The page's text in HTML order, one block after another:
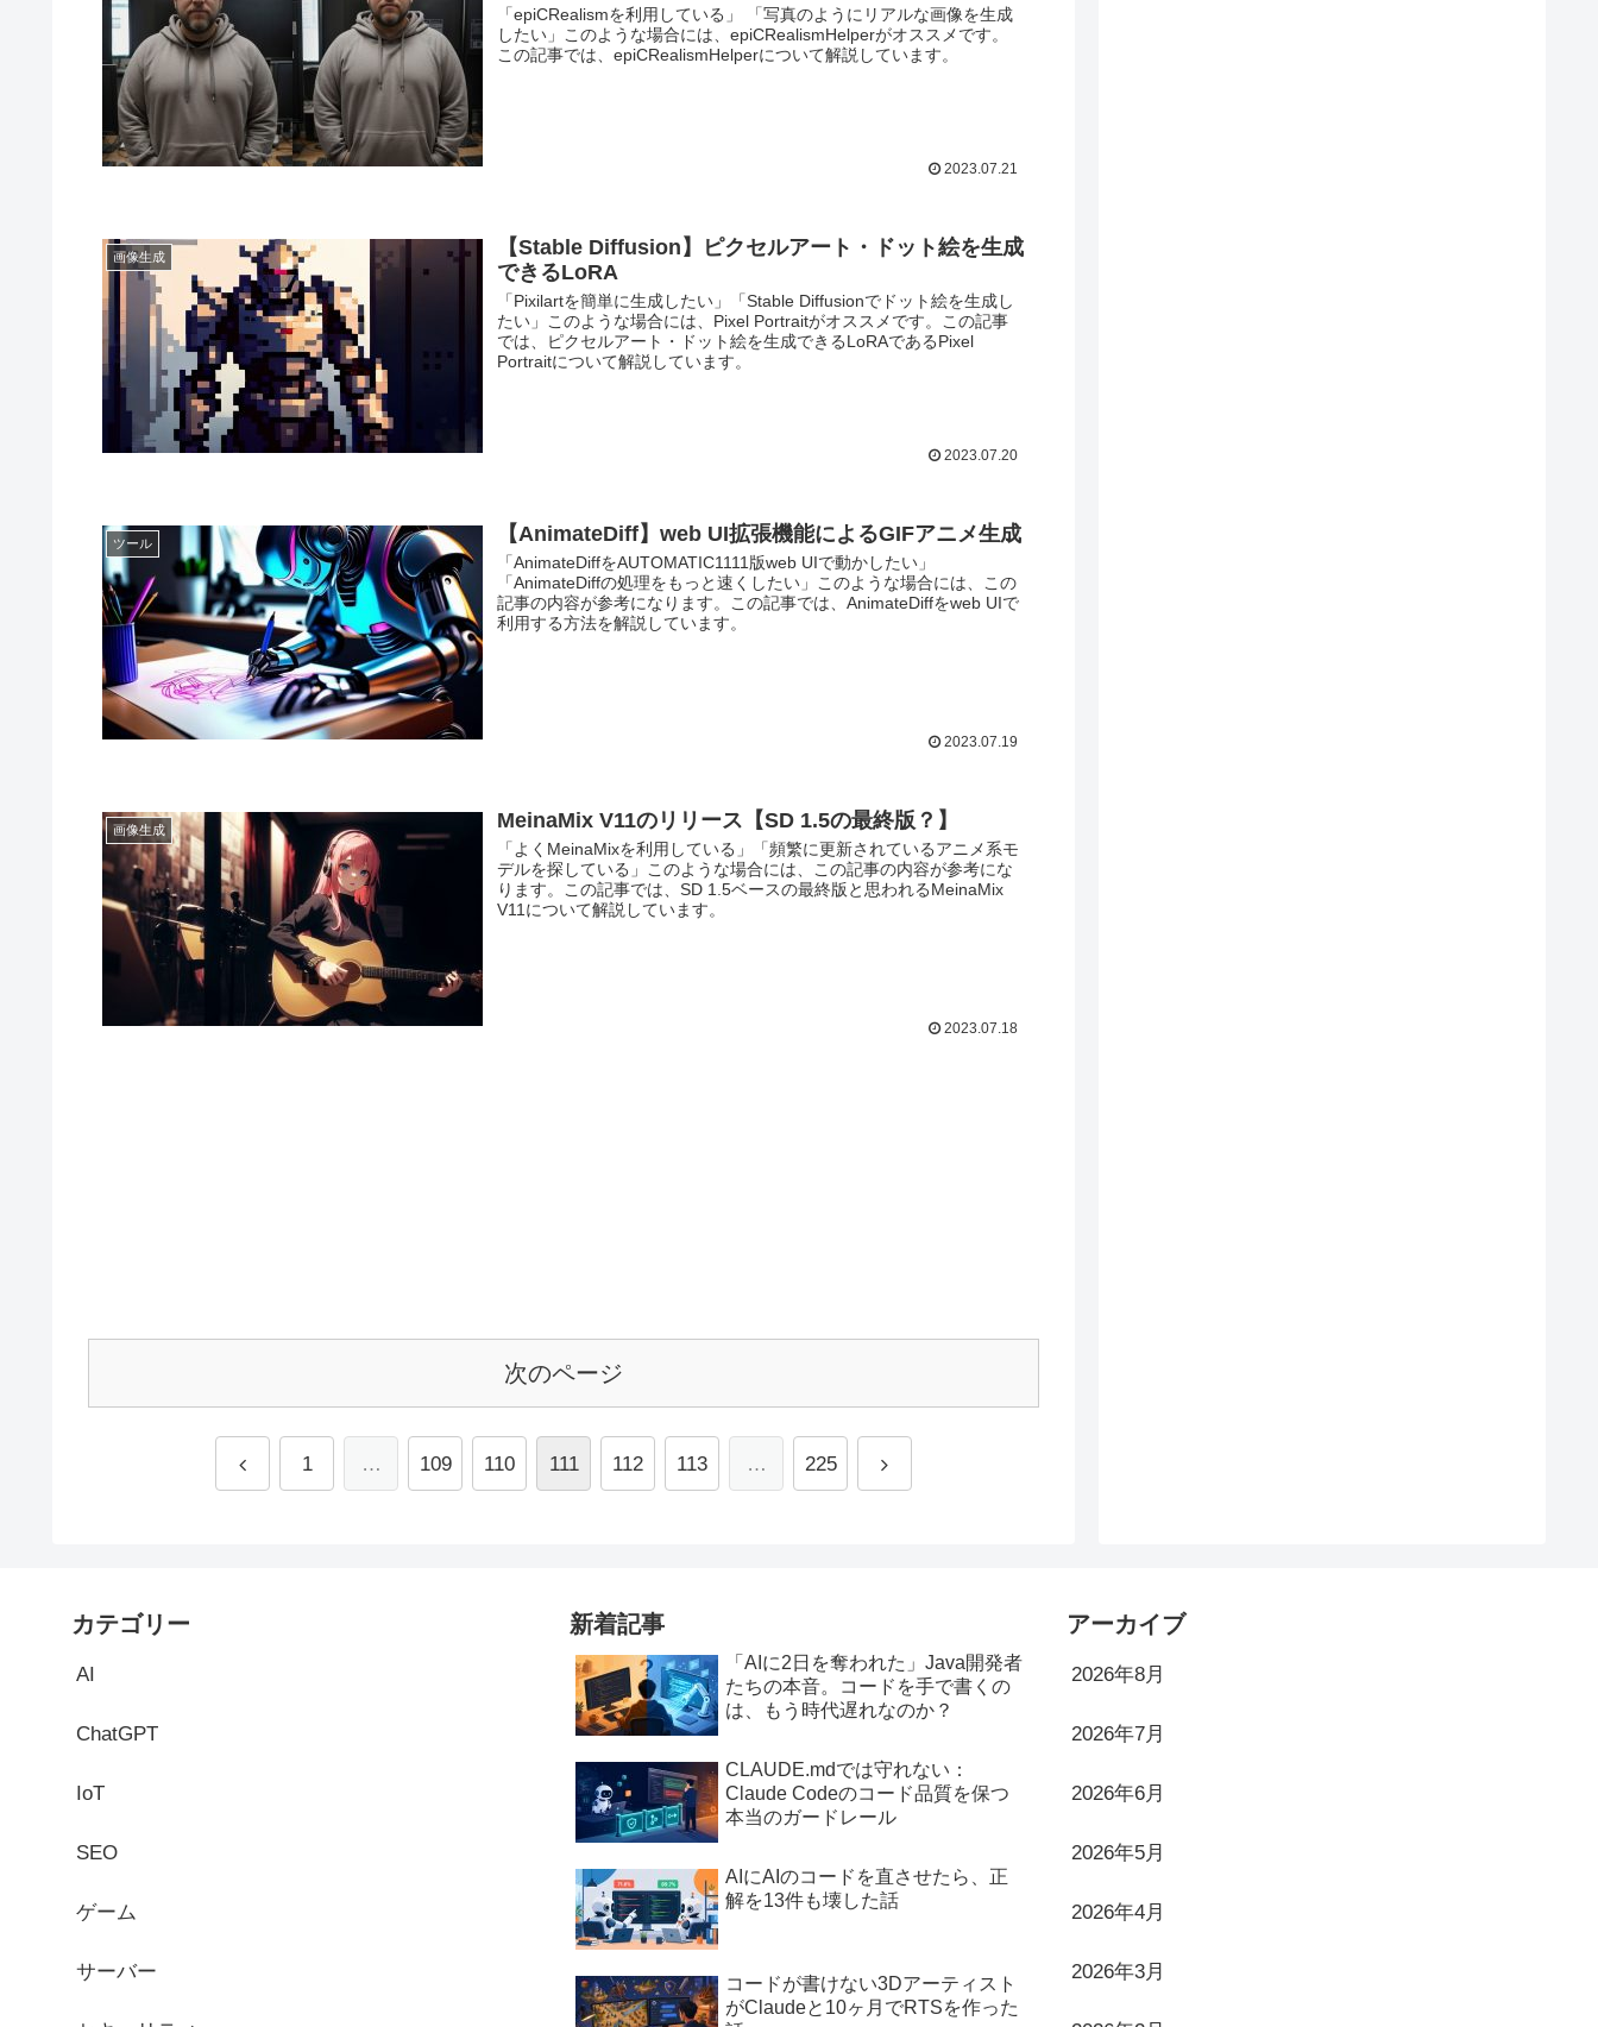
「epiCRealismを利用している」 「写真のようにリアルな画像を生成
したい」このような場合には、epiCRealismHelperがオススメです。
この記事では、epiCRealismHelperについて解説しています。
2023.07.21
画像生成
【Stable Diffusion】ピクセルアート・ドット絵を生成
できるLoRA
「Pixilartを簡単に生成したい」「Stable Diffusionでドット絵を生成し
たい」このような場合には、Pixel Portraitがオススメです。この記事
では、ピクセルアート・ドット絵を生成できるLoRAであるPixel
Portraitについて解説しています。
2023.07.20
ツール 【AnimateDiff】web UI拡張機能によるGIFアニメ生成
「AnimateDiffをAUTOMATIC1111版web UIで動かしたい」
「AnimateDiffの処理をもっと速くしたい」このような場合には、この
記事の内容が参考になります。この記事では、AnimateDiffをweb UIで
利用する方法を解説しています。
2023.07.19
画像生成 MeinaMix V11のリリース【SD 1.5の最終版？】
「よくMeinaMixを利用している」「頻繁に更新されているアニメ系モ
デルを探している」このような場合には、この記事の内容が参考にな
ります。この記事では、SD 1.5ベースの最終版と思われるMeinaMix
V11について解説しています。
2023.07.18
次のページ
1 … 109 110 111 112 113 … 225
カテゴリー
AI
ChatGPT
IoT
SEO
ゲーム
サーバー
新着記事
「AIに2日を奪われた」Java開発者
たちの本音。コードを手で書くの
は、もう時代遅れなのか？
CLAUDE.mdでは守れない：
Claude Codeのコード品質を保つ
本当のガードレール
AIにAIのコードを直させたら、正
解を13件も壊した話
コードが書けない3Dアーティスト
がClaudeと10ヶ月でRTSを作った
アーカイブ
2026年8月
2026年7月
2026年6月
2026年5月
2026年4月
2026年3月